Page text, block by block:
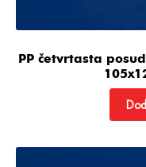
PP četvrtasta